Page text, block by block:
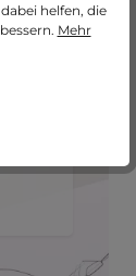
helfen, die
Mehr